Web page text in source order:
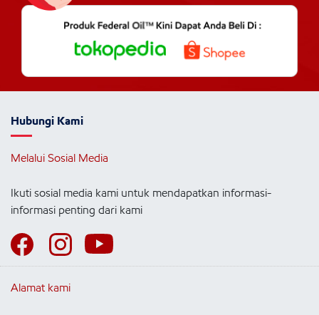
Hubungi Kami
Melalui Sosial Media
Ikuti sosial media kami untuk mendapatkan informasi-
informasi penting dari kami
Alamat kami